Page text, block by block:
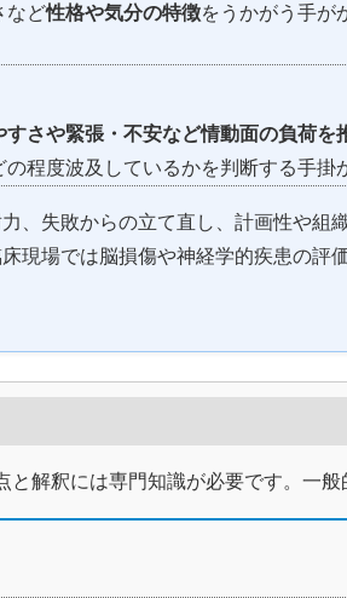
など性格や気分の特徴をうかがう手が
すさや緊張・不安など情動面の負荷を
程度波及しているかを判断する手掛
、失敗からの立て直し、計画性や組
現場では脳損傷や神経学的疾患の評
解釈には専門知識が必要です。一般